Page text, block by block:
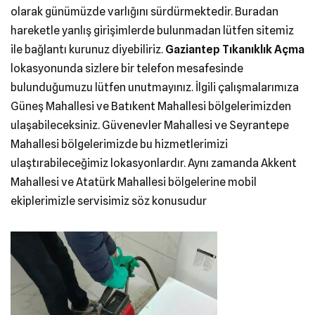
olarak günümüzde varlığını sürdürmektedir. Buradan
hareketle yanlış girişimlerde bulunmadan lütfen sitemiz
ile bağlantı kurunuz diyebiliriz. Gaziantep Tıkanıklık Açma
lokasyonunda sizlere bir telefon mesafesinde
bulunduğumuzu lütfen unutmayınız. İlgili çalışmalarımıza
Güneş Mahallesi ve Batıkent Mahallesi bölgelerimizden
ulaşabileceksiniz. Güvenevler Mahallesi ve Seyrantepe
Mahallesi bölgelerimizde bu hizmetlerimizi
ulaştırabileceğimiz lokasyonlardır. Aynı zamanda Akkent
Mahallesi ve Atatürk Mahallesi bölgelerine mobil
ekiplerimizle servisimiz söz konusudur